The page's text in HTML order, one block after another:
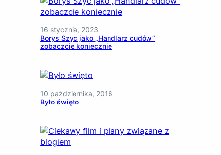
16 stycznia, 2023
Borys Szyc jako „Handlarz cudów”
zobaczcie koniecznie
10 października, 2016
Było święto